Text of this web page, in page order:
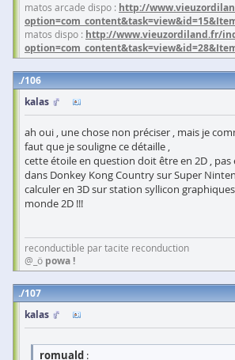
matos arcade dispo : http://
matos dispo : http://www.vieuzordiland.fr/
106
kalas
ah oui , une chose non préciser , mais je
faut que je souligne ce détaille ,
cette étoile en question doit être en 2D , pas
dans Donkey Kong Country sur Super
calculer en 3D sur station syllicon
monde 2D !!!
reconductible par tacite reconduction
@_ö powa !
107
kalas
romuald :